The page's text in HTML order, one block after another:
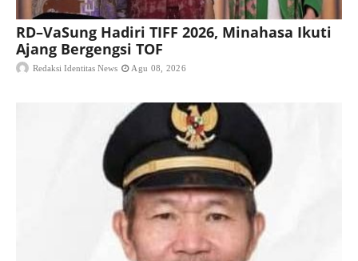
RD–VaSung Hadiri TIFF 2026, Minahasa Ikuti
Ajang Bergengsi TOF
Redaksi Identitas News Agu 08, 2026